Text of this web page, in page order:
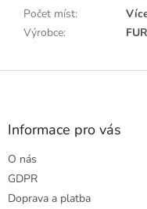
Počet míst:
Výrobce:
Z
Informace pro vás
O nás
GDPR
Doprava a platba